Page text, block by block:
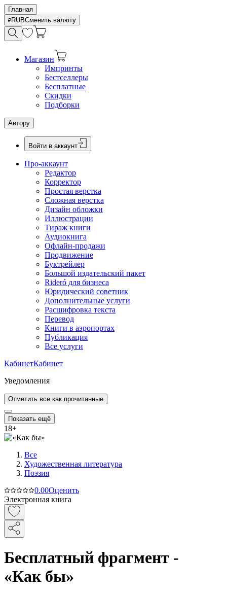
Главная
RUBСменить валюту
Магазин
Импринты
Бестселлеры
Бесплатные
Скидки
Подборки
Автору
Войти в аккаунт
Про-аккаунт
Редактор
Корректор
Простая верстка
Сложная верстка
Дизайн обложки
Иллюстрации
Тираж книги
Аудиокнига
Офлайн-продажи
Продвижение
Буктрейлер
Большой издательский пакет
Rideró для бизнеса
Юридический советник
Дополнительные услуги
Расшифровка текста
Перевод
Книги в аэропортах
Публикация
Все услуги
КабинетКабинет
Уведомления
Отметить все как прочитанные
Показать ещё
18+
Все
Художественная литература
Поэзия
0.00Оценить
Электронная книга
Бесплатный фрагмент -
«Как бы»